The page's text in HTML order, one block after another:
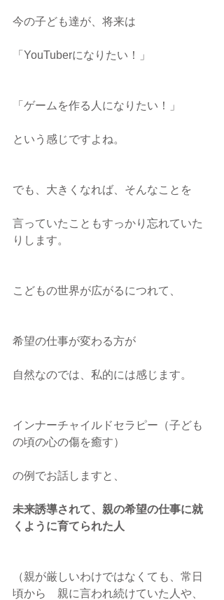
今の子ども達が、将来は
「YouTuberになりたい！」
「ゲームを作る人になりたい！」
という感じですよね。
でも、大きくなれば、そんなことを
言っていたこともすっかり忘れていた
りします。
こどもの世界が広がるにつれて、
希望の仕事が変わる方が
自然なのでは、私的には感じます。
インナーチャイルドセラピー（子ども
の頃の心の傷を癒す）
の例でお話しますと、
未来誘導されて、親の希望の仕事に就
くように育てられた人
（親が厳しいわけではなくても、常日
頃から　親に言われ続けていた人や、